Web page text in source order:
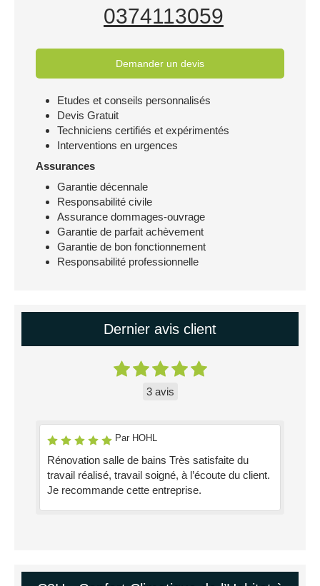
0374113059
Demander un devis
Etudes et conseils personnalisés
Devis Gratuit
Techniciens certifiés et expérimentés
Interventions en urgences
Assurances
Garantie décennale
Responsabilité civile
Assurance dommages-ouvrage
Garantie de parfait achèvement
Garantie de bon fonctionnement
Responsabilité professionnelle
Dernier avis client
3 avis
Par HOHL
Rénovation salle de bains Très satisfaite du
travail réalisé, travail soigné, à l’écoute du client.
Je recommande cette entreprise.